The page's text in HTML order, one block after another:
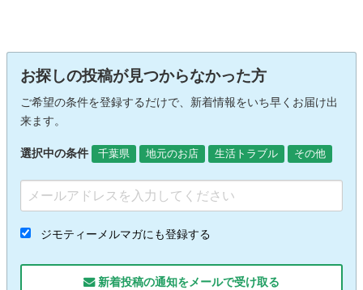
お探しの投稿が見つからなかった方
ご希望の条件を登録するだけで、新着情報をいち早くお届け出
来ます。
選択中の条件 千葉県 地元のお店 生活トラブル その他
ジモティーメルマガにも登録する
新着投稿の通知をメールで受け取る